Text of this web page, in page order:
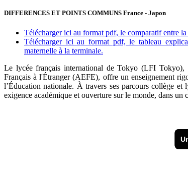
DIFFERENCES ET POINTS COMMUNS France - Japon
Télécharger ici au format pdf, le comparatif entre la
Télécharger ici au format pdf, le tableau
maternelle à la terminale.
Le lycée français international de Tokyo (LFI Tokyo),
Français à l'Étranger (AEFE), offre un enseignement
l’Éducation nationale. À travers ses parcours collège
exigence académique et ouverture sur le monde, dans un